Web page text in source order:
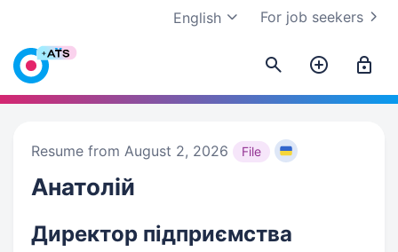
For job seekers
English
Resume from August 2, 2026 File
Анатолій
Директор підприємства